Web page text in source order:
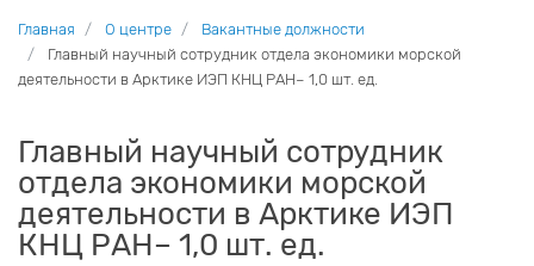
Главная О центре
Вакантные должности
Главный научный сотрудник отдела экономики морской
деятельности в Арктике ИЭП КНЦ РАН– 1,0 шт. ед.
Главный научный сотрудник
отдела экономики морской
деятельности в Арктике ИЭП
КНЦ РАН– 1,0 шт. ед.